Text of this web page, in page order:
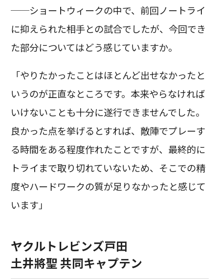
──ショートウィークの中で、前回ノートライ
に抑えられた相手との試合でしたが、今回でき
た部分についてはどう感じていますか。
「やりたかったことはほとんど出せなかったと
いうのが正直なところです。本来やらなければ
いけないことも十分に遂行できませんでした。
良かった点を挙げるとすれば、敵陣でプレーす
る時間をある程度作れたことですが、最終的に
トライまで取り切れていないため、そこでの精
度やハードワークの質が足りなかったと感じて
います」
ヤクルトレビンズ戸田
土井將聖 共同キャプテン